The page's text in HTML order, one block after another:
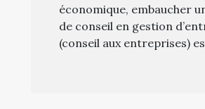
économique, embaucher
de conseil en gestion
(conseil aux entreprises)